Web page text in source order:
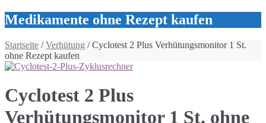
Medikamente ohne Rezept kaufen
Startseite /Verhütung / Cyclotest 2 Plus Verhütungsmonitor 1 St.
ohne Rezept kaufen
Cyclotest 2 Plus
Verhütungsmonitor 1 St. ohne